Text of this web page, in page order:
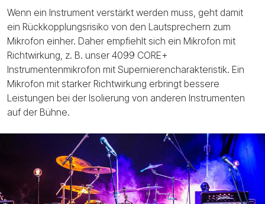
Wenn ein Instrument verstärkt werden muss, geht damit
ein Rückkopplungsrisiko von den Lautsprechern zum
Mikrofon einher. Daher empfiehlt sich ein Mikrofon mit
Richtwirkung, z. B. unser 4099 CORE+
Instrumentenmikrofon mit Supernierencharakteristik. Ein
Mikrofon mit starker Richtwirkung erbringt bessere
Leistungen bei der Isolierung von anderen Instrumenten
auf der Bühne.